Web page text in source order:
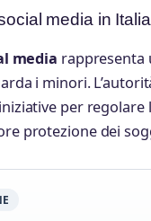
media in Italia
media rappresenta
i minori.
per regolare
protezione dei